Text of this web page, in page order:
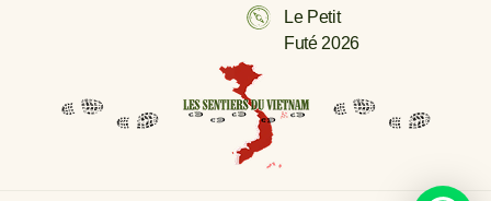
Le Petit
Futé 2026